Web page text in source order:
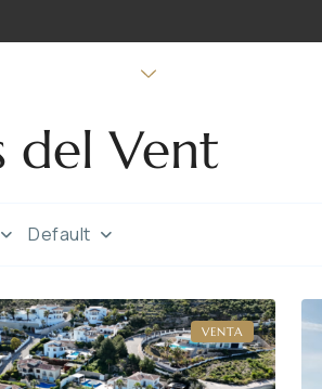
del Vent
Default
VENTA